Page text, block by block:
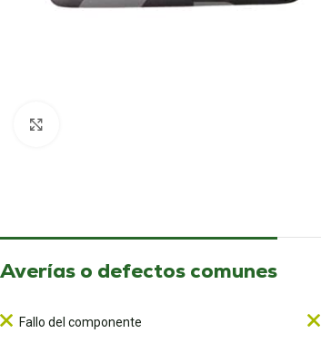
Averías o defectos comunes
Fallo del componente